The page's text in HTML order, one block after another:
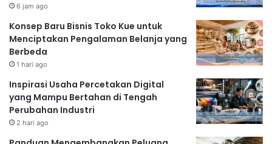
6 jam ago
Konsep Baru Bisnis Toko Kue untuk
Menciptakan Pengalaman Belanja yang
Berbeda
1 hari ago
Inspirasi Usaha Percetakan Digital
yang Mampu Bertahan di Tengah
Perubahan Industri
2 hari ago